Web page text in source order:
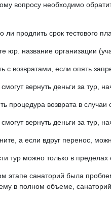
вопросу необходимо
ли продлить срок тестового
юр. название организации
с возвратами, если опять
вернуть деньги за тур,
процедура возврата в случаи
вернуть деньги за тур,
а если вдруг перенос,
тур можно только в
этапе санаторий была
в полном объеме,